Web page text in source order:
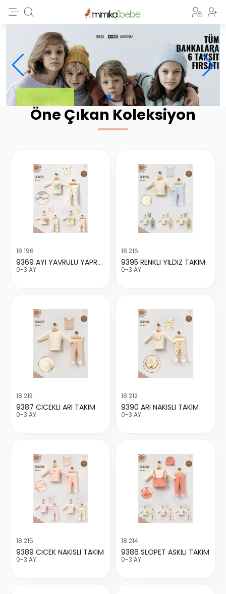
Öne Çıkan Koleksiyon
18.196
9369 AYI YAVRULU YAPRAKLI TAKIM
0-3 AY
18.216
9395 RENKLI YILDIZ TAKIM
0-3 AY
18.213
9387 CICEKLI ARI TAKIM
0-3 AY
18.212
9390 ARI NAKISLI TAKIM
0-3 AY
18.215
9389 CICEK NAKISLI TAKIM
0-3 AY
18.214
9386 SLOPET ASKILI TAKIM
0-3 AY